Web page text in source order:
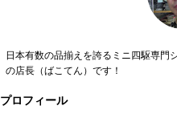
日本有数の品揃えを誇るミニ四駆専門
の店長（ばこてん）です！
プロフィール